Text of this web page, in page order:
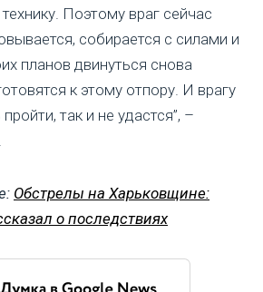
Поэтому враг сейчас
собирается с силами и
планов двинуться снова
к этому отпору. И врагу
так и не удастся”, –
Обстрелы на Харьковщине:
о последствиях